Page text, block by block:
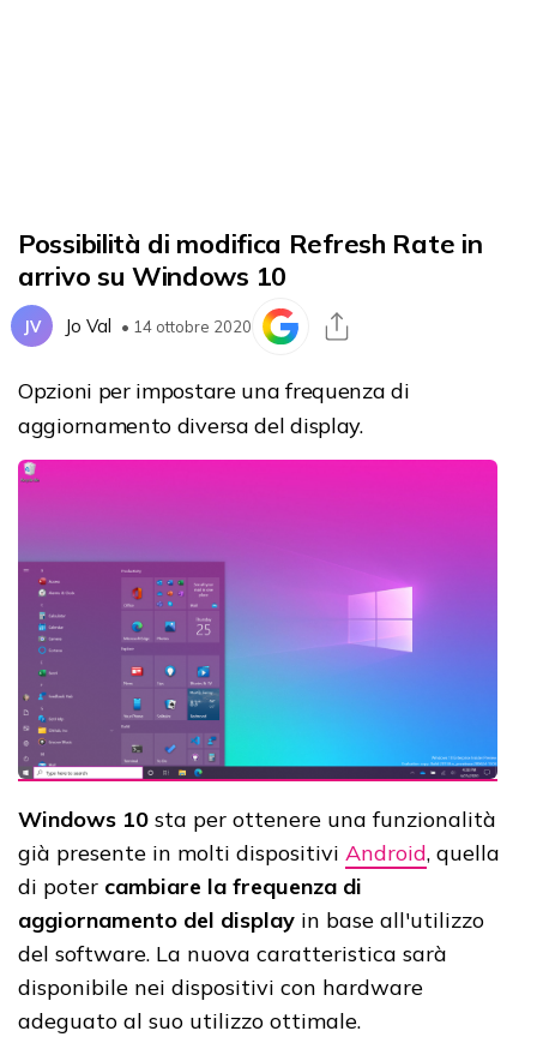
Possibilità di modifica Refresh Rate in
arrivo su Windows 10
JV Jo Val • 14 ottobre 2020
Opzioni per impostare una frequenza di
aggiornamento diversa del display.
Windows 10 sta per ottenere una funzionalità
già presente in molti dispositivi Android, quella
di poter cambiare la frequenza di
aggiornamento del display in base all'utilizzo
del software. La nuova caratteristica sarà
disponibile nei dispositivi con hardware
adeguato al suo utilizzo ottimale.